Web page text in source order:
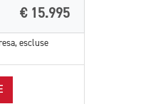
€ 15.995
escluse